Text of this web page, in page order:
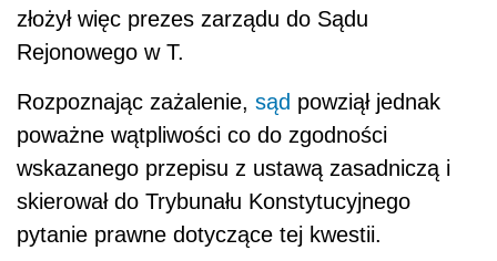
złożył więc prezes zarządu do Sądu
Rejonowego w T.
Rozpoznając zażalenie, sąd powziął jednak
poważne wątpliwości co do zgodności
wskazanego przepisu z ustawą zasadniczą i
skierował do Trybunału Konstytucyjnego
pytanie prawne dotyczące tej kwestii.